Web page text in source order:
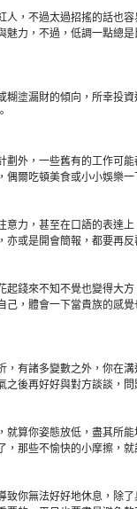
，不過太過招搖的話也容
力，不過，低調一點總
塗漏財的傾向，所幸投資
外，一些舊有的工作可能
爾吃頓美食或小小娛樂
力，甚至在口語的表達上
或是開會簡報，都要再
錢來不知不覺也變得大方
，體會一下當貴族的感
有諸多變數之外，你在溝
後再好好與對方談談，
算你姿態放低，盡其所能
，那些不愉快的小摩擦，
你無法好好地休息，除了